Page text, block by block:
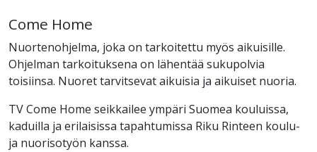
Come Home
Nuortenohjelma, joka on tarkoitettu myös aikuisille.
Ohjelman tarkoituksena on lähentää sukupolvia
toisiinsa. Nuoret tarvitsevat aikuisia ja aikuiset nuoria.
TV Come Home seikkailee ympäri Suomea kouluissa,
kaduilla ja erilaisissa tapahtumissa Riku Rinteen koulu-
ja nuorisotyön kanssa.